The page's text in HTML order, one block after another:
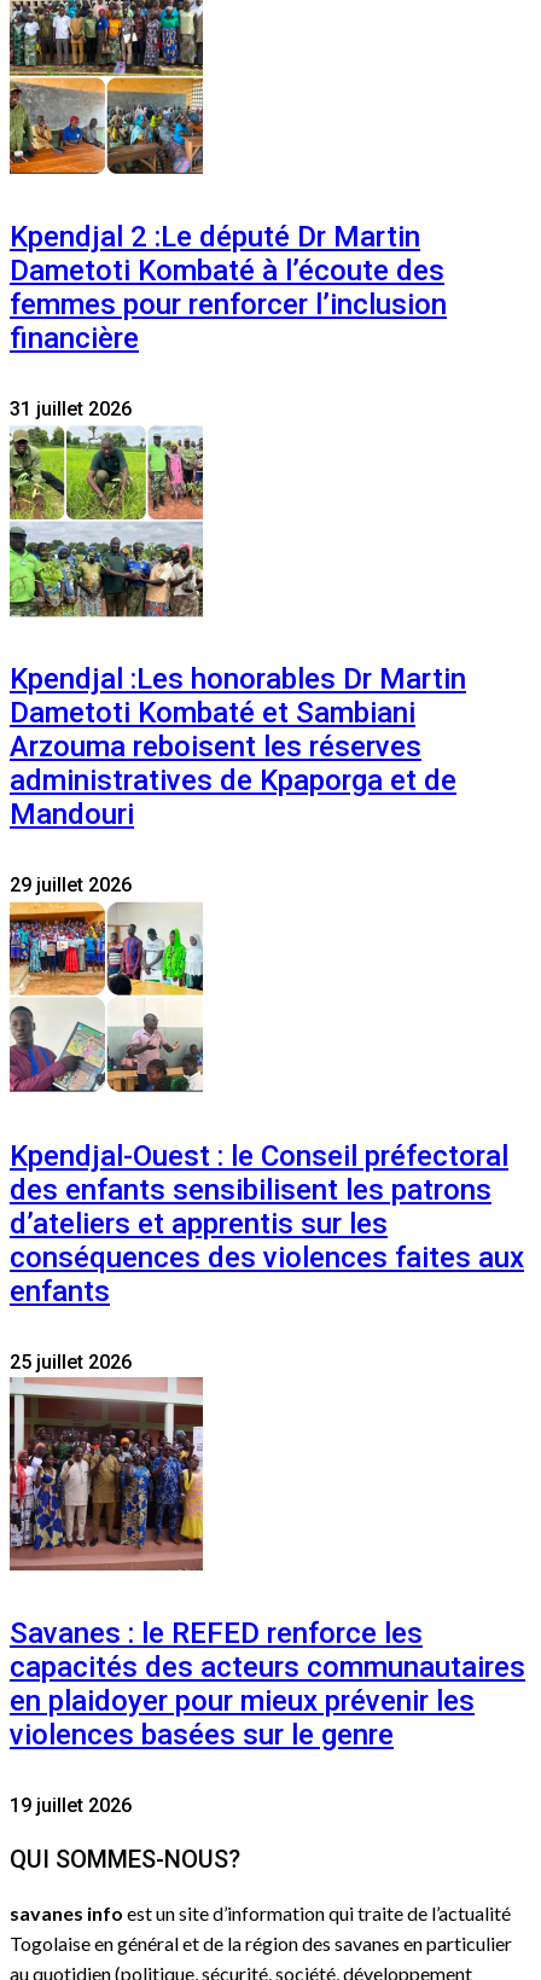
Kpendjal 2 :Le député Dr Martin
Dametoti Kombaté à l’écoute des
femmes pour renforcer l’inclusion
financière
31 juillet 2026
Kpendjal :Les honorables Dr Martin
Dametoti Kombaté et Sambiani
Arzouma reboisent les réserves
administratives de Kpaporga et de
Mandouri
29 juillet 2026
Kpendjal-Ouest : le Conseil préfectoral
des enfants sensibilisent les patrons
d’ateliers et apprentis sur les
conséquences des violences faites aux
enfants
25 juillet 2026
Savanes : le REFED renforce les
capacités des acteurs communautaires
en plaidoyer pour mieux prévenir les
violences basées sur le genre
19 juillet 2026
QUI SOMMES-NOUS?
savanes info est un site d’information qui traite de l’actualité
Togolaise en général et de la région des savanes en particulier
au quotidien (politique, sécurité, société, développement